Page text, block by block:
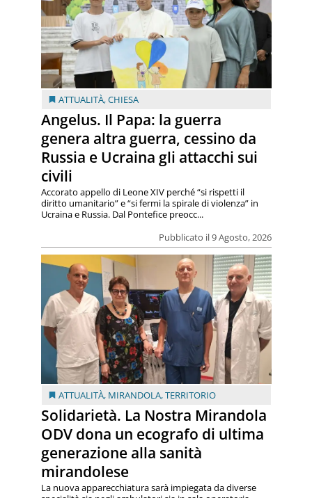
ATTUALITÀ,CHIESA
Angelus. Il Papa: la guerra
genera altra guerra, cessino da
Russia e Ucraina gli attacchi sui
civili
Pubblicato il 9 Agosto, 2026
Accorato appello di Leone XIV perché “si rispetti il
diritto umanitario” e “si fermi la spirale di violenza” in
Ucraina e Russia. Dal Pontefice preocc...
ATTUALITÀ, MIRANDOLA,TERRITORIO
Solidarietà. La Nostra Mirandola
ODV dona un ecografo di ultima
generazione alla sanità
mirandolese
La nuova apparecchiatura sarà impiegata da diverse